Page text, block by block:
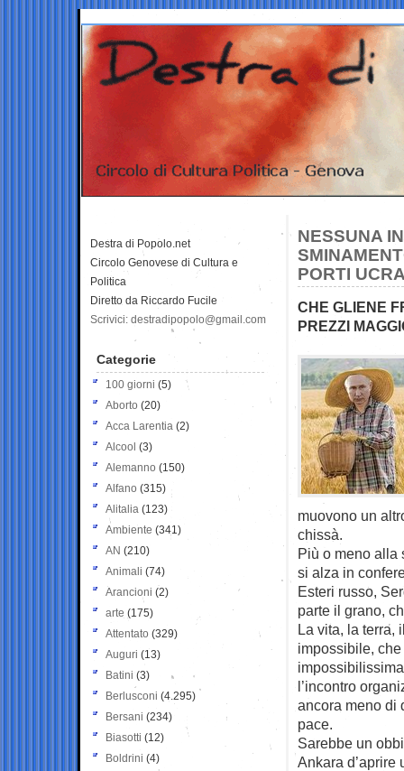
NESSUNA
PORTI
CHE GLIENE
PREZZI
muovono un
chissà.
Più o meno alla
si alza in
Esteri russo,
parte il grano,
La vita, la terra,
impossibile, che
l’incontro
ancora meno di
pace.
Sarebbe un
Ankara d’aprire
Destra di Popolo.net
Circolo Genovese di Cultura e
Politica
Diretto da Riccardo Fucile
Scrivici: destradipopolo@gmail.com
Categorie
100 giorni (5)
Aborto (20)
Acca Larentia (2)
Alcool (3)
Alemanno (150)
Alfano (315)
Alitalia (123)
Ambiente (341)
AN (210)
Animali (74)
Arancioni (2)
arte (175)
Attentato (329)
Auguri (13)
Batini (3)
Berlusconi (4.295)
Bersani (234)
Biasotti (12)
Boldrini (4)